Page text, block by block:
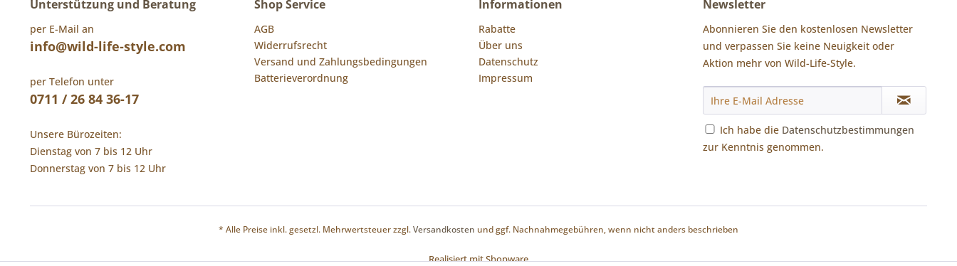
Unterstützung und Beratung
per E-Mail an
info@wild-life-style.com
per Telefon unter
0711 / 26 84 36-17
Unsere Bürozeiten:
Dienstag von 7 bis 12 Uhr
Donnerstag von 7 bis 12 Uhr
Shop Service
AGB
Widerrufsrecht
Versand und Zahlungsbedingungen
Batterieverordnung
Informationen
Rabatte
Über uns
Datenschutz
Impressum
Newsletter
Abonnieren Sie den kostenlosen Newsletter
und verpassen Sie keine Neuigkeit oder
Aktion mehr von Wild-Life-Style.
Ich habe die Datenschutzbestimmungen
zur Kenntnis genommen.
* Alle Preise inkl. gesetzl. Mehrwertsteuer zzgl.Versandkosten und ggf. Nachnahmegebühren, wenn nicht anders beschrieben
Realisiert mit Shopware